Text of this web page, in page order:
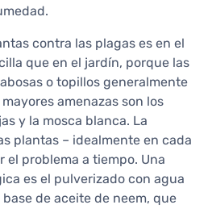
contra las plagas es en el
que en el jardín, porque las
o topillos generalmente
amenazas son los
y la mosca blanca. La
plantas – idealmente en cada
el problema a tiempo. Una
es el pulverizado con agua
de aceite de neem, que